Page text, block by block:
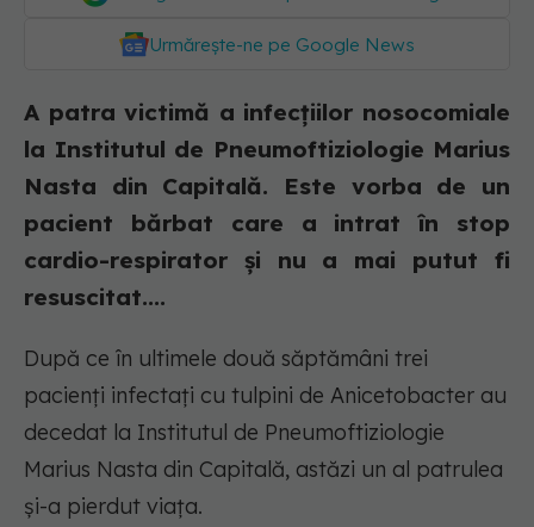
Urmărește-ne pe Google News
A patra victimă a infecțiilor nosocomiale
la Institutul de Pneumoftiziologie Marius
Nasta din Capitală. Este vorba de un
pacient bărbat care a intrat în stop
cardio-respirator și nu a mai putut fi
resuscitat....
După ce în ultimele două săptămâni trei
pacienți infectați cu tulpini de Anicetobacter au
decedat la Institutul de Pneumoftiziologie
Marius Nasta din Capitală, astăzi un al patrulea
și-a pierdut viața.